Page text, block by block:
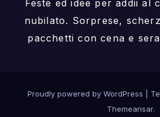
Feste ed idee per addii al
nubilato. Sorprese,
pacchetti con cena e
Proudly powered by WordPress
Themeansar.